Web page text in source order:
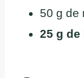
50 g de
25 g de